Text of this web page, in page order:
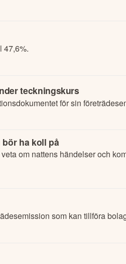
47,6%.
teckningskurs
för sin
ha koll på
om nattens händelser och
som kan tillföra